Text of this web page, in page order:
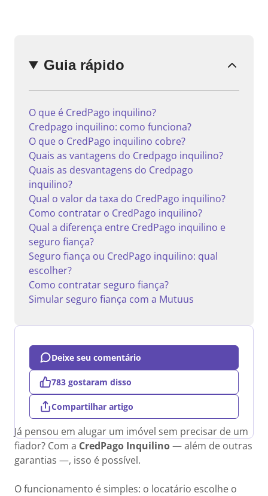
Já pensou em alugar um imóvel sem precisar de um
fiador? Com a CredPago Inquilino— além de outras
garantias —, isso é possível.
O funcionamento é simples: o locatário escolhe o
Guia rápido
O que é CredPago inquilino?
Credpago inquilino: como funciona?
O que o CredPago inquilino cobre?
Quais as vantagens do Credpago inquilino?
Quais as desvantagens do Credpago
inquilino?
Qual o valor da taxa do CredPago inquilino?
Como contratar o CredPago inquilino?
Qual a diferença entre CredPago inquilino e
seguro fiança?
Seguro fiança ou CredPago inquilino: qual
escolher?
Como contratar seguro fiança?
Simular seguro fiança com a Mutuus
Deixe seu comentário
783 gostaram disso
Compartilhar artigo